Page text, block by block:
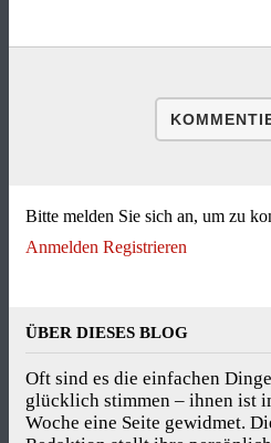
Bitte melden Sie sich an, um zu
Anmelden Registrieren
ÜBER DIESES BLOG
Oft sind es die einfachen
glücklich stimmen – ihnen ist
Woche eine Seite gewidmet.